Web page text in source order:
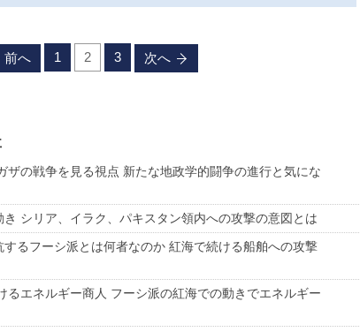
前へ 1 2 3 次へ
ザの戦争を見る視点 新たな地政学的闘争の進行と気にな
シリア、イラク、パキスタン領内への攻撃の意図とは
するフーシ派とは何者なのか 紅海で続ける船舶への攻撃
るエネルギー商人 フーシ派の紅海での動きでエネルギー